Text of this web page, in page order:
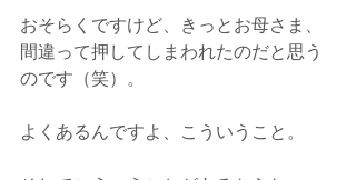
おそらくですけど、きっとお母さま、
間違って押してしまわれたのだと思う
のです（笑）。
よくあるんですよ、こういうこと。